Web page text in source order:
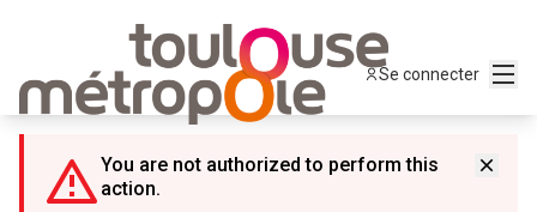
Se connecter
You are not authorized to perform this
action.